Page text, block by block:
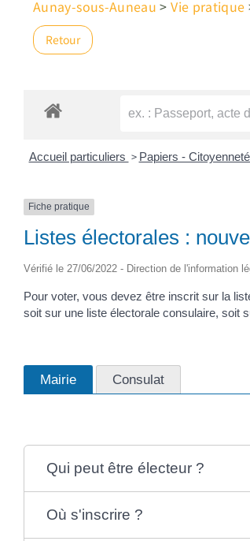
Aunay-sous-Auneau >Vie pratique
Retour
Accueil particuliers > Papiers -
Fiche pratique
Listes électorales :
Vérifié le 27/06/2022 - Direction de l'information
Pour voter, vous devez être inscrit sur la
soit sur une liste électorale consulaire, soit
Mairie Consulat
Qui peut être électeur ?
Où s'inscrire ?